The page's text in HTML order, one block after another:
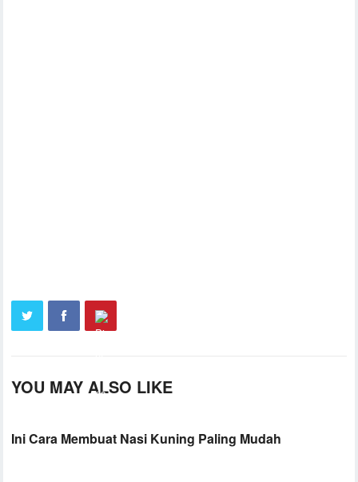
YOU MAY ALSO LIKE
Ini Cara Membuat Nasi Kuning Paling Mudah